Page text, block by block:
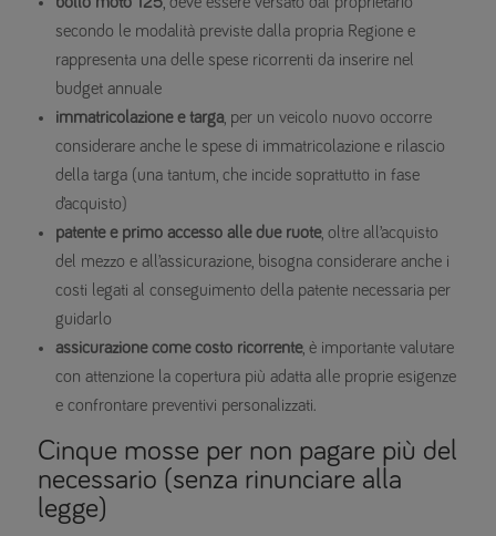
secondo le modalità previste dalla propria Regione e
rappresenta una delle spese ricorrenti da inserire nel
budget annuale
immatricolazione e targa , per un veicolo nuovo occorre
considerare anche le spese di immatricolazione e rilascio
della targa (una tantum, che incide soprattutto in fase
d’acquisto)
patente e primo accesso alle due ruote, oltre all’acquisto
del mezzo e all’assicurazione, bisogna considerare anche i
costi legati al conseguimento della patente necessaria per
guidarlo
assicurazione come costo ricorrente, è importante valutare
con attenzione la copertura più adatta alle proprie esigenze
e confrontare preventivi personalizzati.
Cinque mosse per non pagare più del
necessario (senza rinunciare alla
legge)